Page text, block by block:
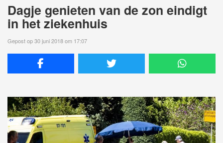
Dagje genieten van de zon eindigt
in het ziekenhuis
Gepost op 30 juni 2018 om 17:07